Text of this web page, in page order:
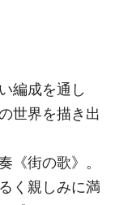
編成を通し
世界を描き出
《街の歌》。
く親しみに満